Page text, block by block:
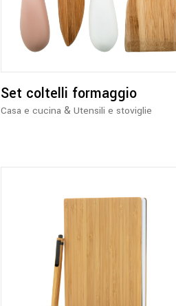
Set coltelli formaggio
Casa e cucina &Utensili e stoviglie